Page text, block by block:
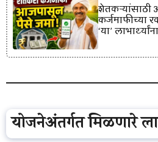
शेतकऱ्यांसाठी
कर्जमाफीच्या
‘या’
योजनेअंतर्गत मिळणारे